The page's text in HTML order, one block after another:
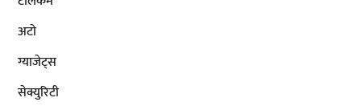
अटाे
ग्याजेट्स
सेक्युरिटी